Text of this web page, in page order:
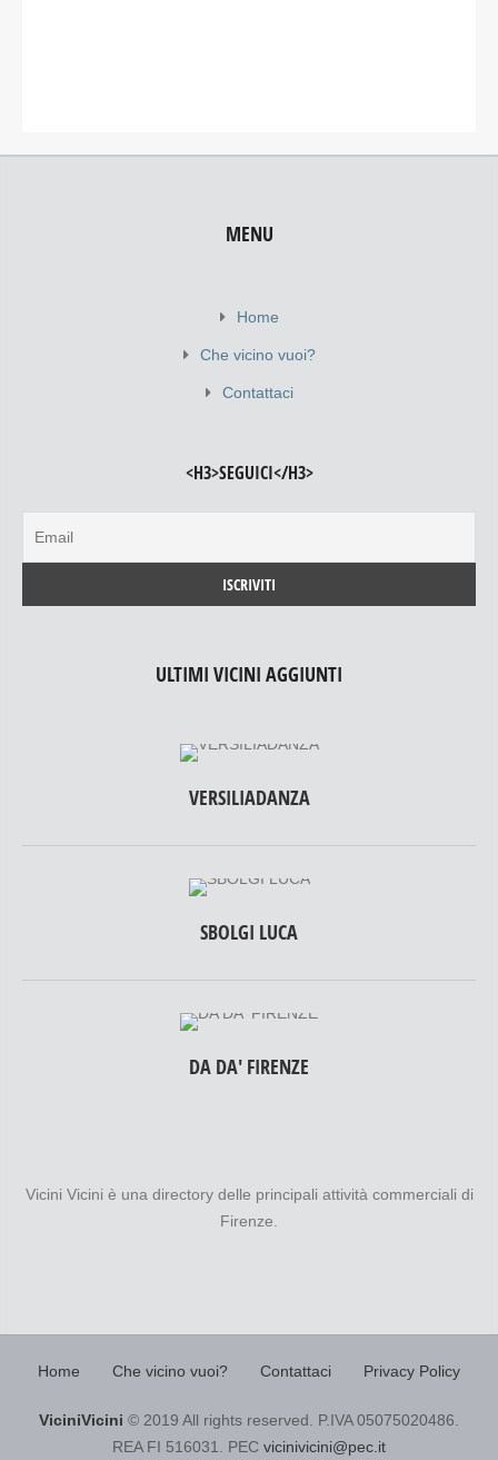
MENU
Home
Che vicino vuoi?
Contattaci
<H3>SEGUICI</H3>
ULTIMI VICINI AGGIUNTI
VERSILIADANZA
SBOLGI LUCA
DA DA' FIRENZE
Vicini Vicini è una directory delle principali attività commerciali di
Firenze.
Home Che vicino vuoi? Contattaci Privacy Policy
ViciniVicini © 2019 All rights reserved. P.IVA 05075020486.
REA FI 516031. PEC vicinivicini@pec.it